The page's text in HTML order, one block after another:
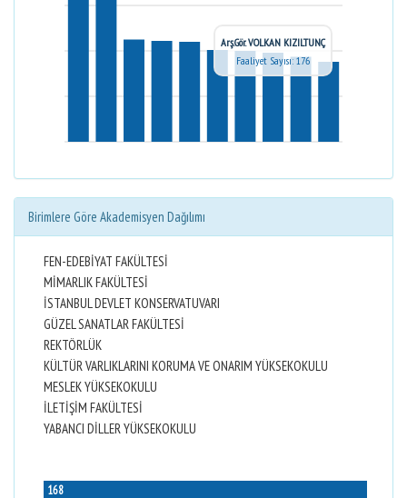
Arş.Gör. VOLKAN KIZILTUNÇ
Faaliyet Sayısı: 176
Birimlere Göre Akademisyen Dağılımı
FEN-EDEBİYAT FAKÜLTESİ
MİMARLIK FAKÜLTESİ
İSTANBUL DEVLET KONSERVATUVARI
GÜZEL SANATLAR FAKÜLTESİ
REKTÖRLÜK
KÜLTÜR VARLIKLARINI KORUMA VE ONARIM YÜKSEKOKULU
MESLEK YÜKSEKOKULU
İLETİŞİM FAKÜLTESİ
YABANCI DİLLER YÜKSEKOKULU
168